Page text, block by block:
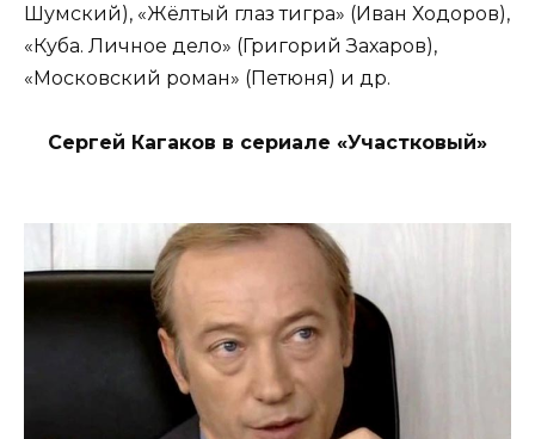
Шумский), «Жёлтый глаз тигра» (Иван Ходоров),
«Куба. Личное дело» (Григорий Захаров),
«Московский роман» (Петюня) и др.
Сергей Кагаков в сериале «Участковый»